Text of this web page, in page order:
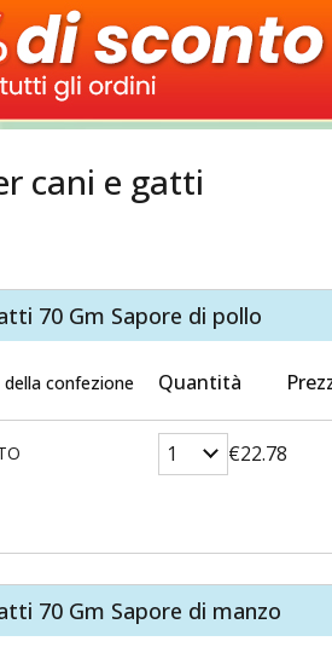
cani e gatti
70 Gm Sapore di pollo
confezione Quantità
€22.78
70 Gm Sapore di manzo